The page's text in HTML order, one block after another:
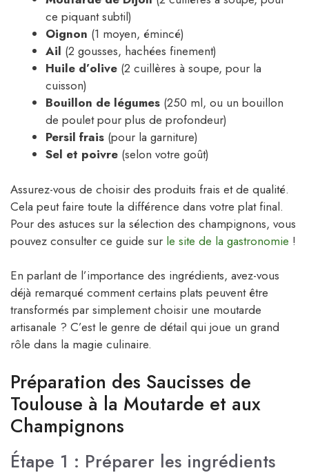
ce piquant subtil)
Oignon (1 moyen, émincé)
Ail (2 gousses, hachées finement)
Huile d’olive (2 cuillères à soupe, pour la
cuisson)
Bouillon de légumes (250 ml, ou un bouillon
de poulet pour plus de profondeur)
Persil frais (pour la garniture)
Sel et poivre (selon votre goût)
Assurez-vous de choisir des produits frais et de qualité.
Cela peut faire toute la différence dans votre plat final.
Pour des astuces sur la sélection des champignons, vous
pouvez consulter ce guide sur le site de la gastronomie !
En parlant de l’importance des ingrédients, avez-vous
déjà remarqué comment certains plats peuvent être
transformés par simplement choisir une moutarde
artisanale ? C’est le genre de détail qui joue un grand
rôle dans la magie culinaire.
Préparation des Saucisses de
Toulouse à la Moutarde et aux
Champignons
Étape 1 : Préparer les ingrédients